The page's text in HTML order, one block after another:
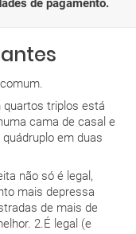
de pagamento.
quartos triplos está
cama de casal e
em duas
não só é legal,
mais depressa
de mais de
2.É legal (e